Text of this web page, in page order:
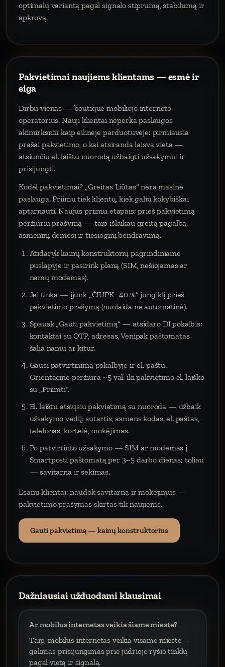
optimalų variantą pagal signalo stiprumą, stabilumą ir
apkrovą.
Pakvietimai naujiems klientams — esmė ir
eiga
Dirbu vienas — boutique mobiliojo interneto
operatorius. Nauji klientai neperka paslaugos
akimirksniu kaip eilinėje parduotuvėje: pirmiausia
prašai pakvietimo, o kai atsiranda laisva vieta —
atsiunčiu el. laištu nuorodą užbaigti užsakymui ir
prisijungti.
Kodėl pakvietimai? „Greitas Liūtas“ nėra masinė
paslauga. Priimu tiek klientų, kiek galiu kokybiškai
aptarnauti. Naujus priimu etapais; prieš pakvietimą
peržiūriu prašymą — taip išlaikau greitą pagalbą,
asmeninį dėmesį ir tiesioginį bendravimą.
Atidaryk kainų konstruktorių pagrindiniame
puslapyje ir pasirink planą (SIM, nešiojamas ar
namų modemas).
Jei tinka — įjunk „ČIUPK −40 %“ jungiklį prieš
pakvietimo prašymą (nuolaida ne automatinė).
Spausk „Gauti pakvietimą“ — atsidaro DI pokalbis:
kontaktai su OTP, adresas, Venipak paštomatas
šalia namų ar kitur.
Gausi patvirtinimą pokalbyje ir el. paštu.
Orientacinė peržiūra ~5 val. iki pakvietimo el. laiško
su „Priimti“.
El. laištu atsiųsiu pakvietimą su nuoroda — užbaik
užsakymo vedlį: sutartis, asmens kodas, el. paštas,
telefonas, kortelė, mokėjimas.
Po patvirtinto užsakymo — SIM ar modemas į
Smartposti paštomatą per 3–5 darbo dienas; toliau
— savitarna ir sekimas.
Esami klientai: naudok savitarną ir mokėjimus —
pakvietimo prašymas skirtas tik naujiems.
Gauti pakvietimą — kainų konstruktorius
Dažniausiai užduodami klausimai
Ar mobilus internetas veikia šiame mieste?
Taip, mobilus internetas veikia visame mieste –
galimas prisijungimas prie judriojo ryšio tinklų
pagal vietą ir signalą.